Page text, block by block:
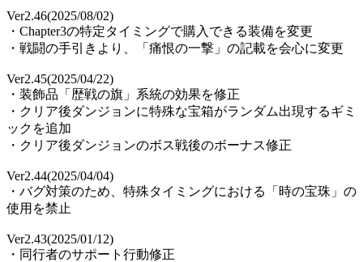
Ver2.46(2025/08/02)
・Chapter3の特定タイミングで購入できる装備を変更
・戦闘の手引きより、「痛恨の一撃」の記載を会心に変更
Ver2.45(2025/04/22)
・装飾品「歴戦の旗」系統の効果を修正
・クリア後ダンジョンに特殊な宝箱がランダム出現するギミ
ックを追加
・クリア後ダンジョンのボス戦後のボーナス修正
Ver2.44(2025/04/04)
・バグ対策のため、特殊タイミングにおける「時の宝珠」の
使用を禁止
Ver2.43(2025/01/12)
・同行者のサポート行動修正